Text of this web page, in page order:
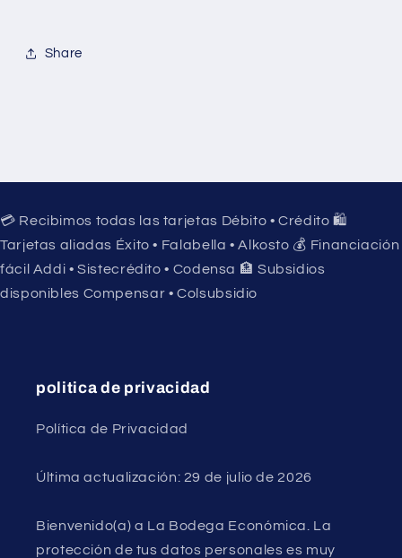
Share
💳 Recibimos todas las tarjetas Débito • Crédito 🛍️
Tarjetas aliadas Éxito • Falabella • Alkosto 💰 Financiación
fácil Addi • Sistecrédito • Codensa 🏦 Subsidios
disponibles Compensar • Colsubsidio
politica de privacidad
Política de Privacidad
Última actualización: 29 de julio de 2026
Bienvenido(a) a La Bodega Económica. La
protección de tus datos personales es muy